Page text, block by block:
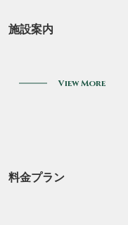
施設案内
View More
料金プラン